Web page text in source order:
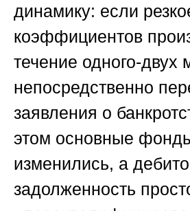
динамику: если
коэффициентов
течение одного-двух
непосредственно
заявления о
этом основные
изменились, а
задолженность